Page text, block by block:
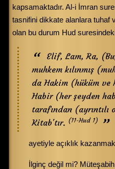
kapsamaktadır. Al-i İmran
tasnifini dikkate alanlara tuhaf
olan bu durum Hud
Elif, Lam, Ra,
muhkem kılınmış
da Hakim (hüküm
Habir (her şeyden
tarafından (ayrıntılı
Kitab'tır. (11-Hud 1)
ayetiyle açıklık
İlginç değil mi? Müteşabih